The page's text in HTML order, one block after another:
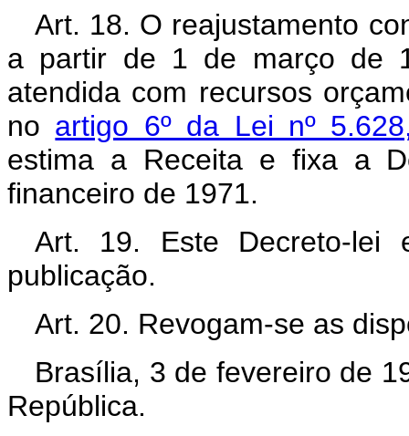
Art. 18. O reajustamento
a partir de 1 de março de
atendida com recursos
no artigo 6º da Lei nº
estima a Receita e fixa a
financeiro de 1971.
Art. 19. Este Decreto-
publicação.
Art. 20. Revogam-se as
Brasília, 3 de fevereiro de
República.